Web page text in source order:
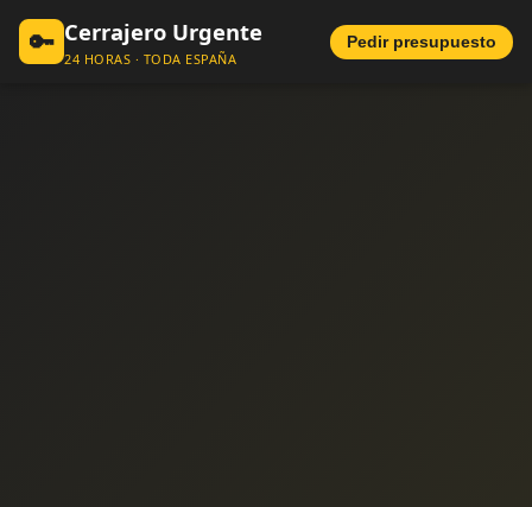
🔑 Cerrajero Urgente
24 HORAS · TODA ESPAÑA
Pedir presupuesto